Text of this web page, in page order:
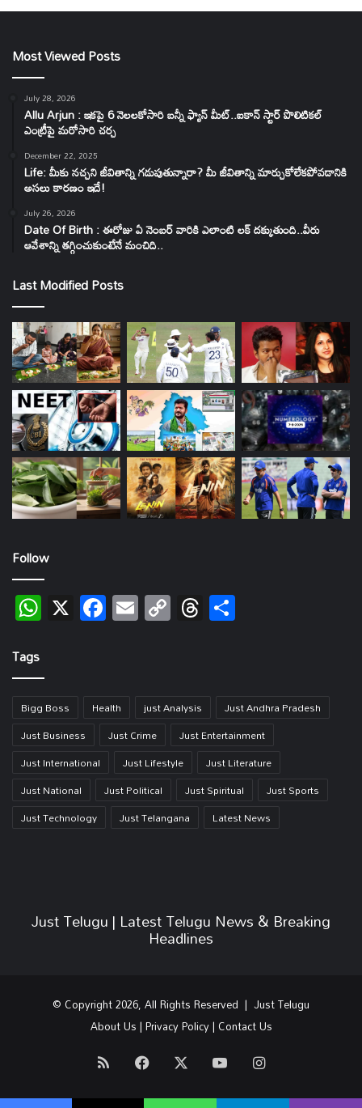
Most Viewed Posts
July 28, 2026
Allu Arjun : ఇకపై 6 నెలలకోసారి బన్నీ ఫ్యాన్ మీట్..ఐకాన్ స్టార్ పొలిటికల్
ఎంట్రీపై మరోసారి చర్చ
December 22, 2025
Life: మీకు నచ్చని జీవితాన్ని గడుపుతున్నారా? మీ జీవితాన్ని మార్చుకోలేకపోవడానికి
అసలు కారణం ఇదే!
July 26, 2026
Date Of Birth : ఈరోజు ఏ నెంబర్ వారికి ఎలాంటి లక్ దక్కుతుంది..వీరు
ఆవేశాన్ని తగ్గించుకుంటేనే మంచిది..
Last Modified Posts
Follow
WhatsApp
X Facebook
EmailCopy
Link
Threads
Tags
Bigg Boss Health just Analysis
Just Andhra Pradesh
Just Business
Just Crime
Just Entertainment
Just International
Just Lifestyle
Just Literature
Just National
Just Political Just Spiritual
Just Sports
Just Technology
Just Telangana Latest News
Just Telugu | Latest Telugu News & Breaking
Headlines
© Copyright 2026, All Rights Reserved | Just Telugu
About Us|Privacy Policy| Contact Us
RSS Facebook YouTubeInstagram